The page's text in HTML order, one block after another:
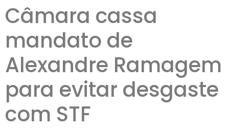
Câmara cassa
mandato de
Alexandre Ramagem
para evitar desgaste
com STF